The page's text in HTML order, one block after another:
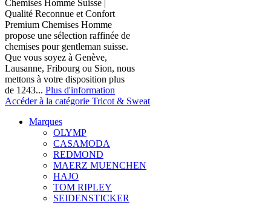
Chemises Homme Suisse |
Qualité Reconnue et Confort
Premium Chemises Homme
propose une sélection raffinée de
chemises pour gentleman suisse.
Que vous soyez à Genève,
Lausanne, Fribourg ou Sion, nous
mettons à votre disposition plus
de 1243... Plus d'information
Accéder à la catégorie Tricot & Sweat
Marques
OLYMP
CASAMODA
REDMOND
MAERZ MUENCHEN
HAJO
TOM RIPLEY
SEIDENSTICKER